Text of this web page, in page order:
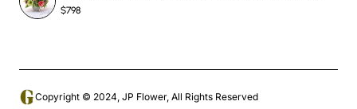
$798
Copyright © 2024, JP Flower, All Rights Reserved